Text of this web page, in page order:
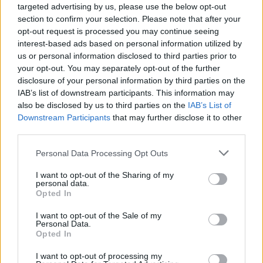
targeted advertising by us, please use the below opt-out
section to confirm your selection. Please note that after your
opt-out request is processed you may continue seeing
interest-based ads based on personal information utilized by
us or personal information disclosed to third parties prior to
your opt-out. You may separately opt-out of the further
disclosure of your personal information by third parties on the
IAB’s list of downstream participants. This information may
also be disclosed by us to third parties on the IAB’s List of
Downstream Participants that may further disclose it to other
Personal Data Processing Opt Outs
I want to opt-out of the Sharing of my
personal data.
Opted In
I want to opt-out of the Sale of my
Personal Data.
Opted In
I want to opt-out of processing my
ARTIGOS RECENTES
Esposende acolhe festival de kitesurf
Cinco projetos de Cascais finalistas em iniciativa europeia
EMEC celebra a conclusão de mais um Curso de
Educação e Formação de Adultos na Escola de Tecnologia
e Gestão de Barcelos
para reabilitar o bairro mais antigo do Porto
comunidades açorianas da América do Norte